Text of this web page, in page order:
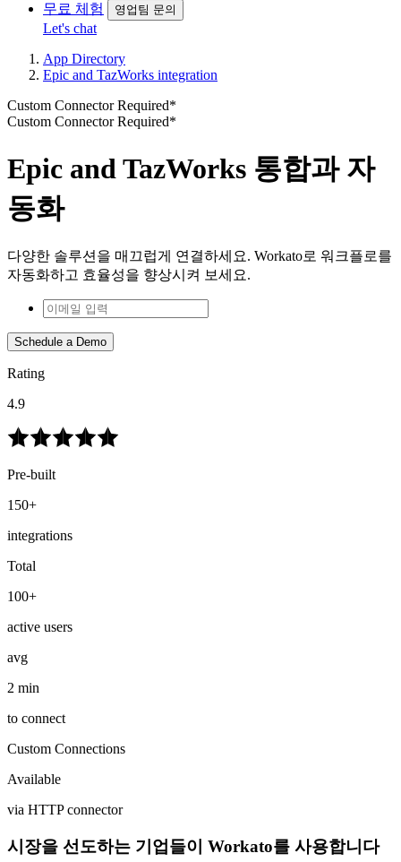
무료 체험 영업팀 문의
Let's chat
App Directory
Epic and TazWorks integration
Custom Connector Required*
Custom Connector Required*
Epic and TazWorks 통합과 자
동화
다양한 솔루션을 매끄럽게 연결하세요. Workato로 워크플로를
자동화하고 효율성을 향상시켜 보세요.
Schedule a Demo
Rating
4.9
Pre-built
150+
integrations
Total
100+
active users
avg
2 min
to connect
Custom Connections
Available
via HTTP connector
시장을 선도하는 기업들이 Workato를 사용합니다